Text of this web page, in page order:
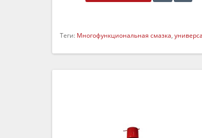
Теги: Многофункциональная смазка,